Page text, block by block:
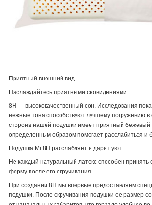
Приятный внешний вид
Наслаждайтесь приятными сновидениями
8Н — высококачественный сон. Исследования
нежные тона способствуют лучшему погружению
сторона нашей подушки имеет приятный бежевый
определенным образом помогает расслабиться и
Подушка Mi 8H расслабляет и дарит уют.
Не каждый натуральный латекс способен принять
форму после его скручивания
При создании 8Н мы впервые предоставляем
подушки. После скручивания подушки ее размер